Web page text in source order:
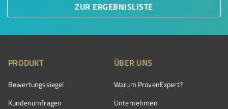
ZUR ERGEBNISLISTE
PRODUKT
Bewertungssiegel
Kundenumfragen
ÜBER UNS
Warum ProvenExpert?
Unternehmen